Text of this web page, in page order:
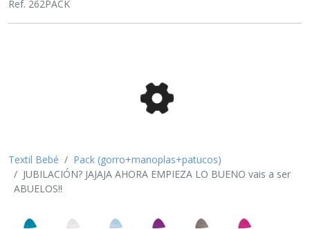
Ref. 262PACK
Textil Bebé
Pack (gorro+manoplas+patucos)
JUBILACIÓN? JAJAJA AHORA EMPIEZA LO BUENO vais a ser
ABUELOS!!